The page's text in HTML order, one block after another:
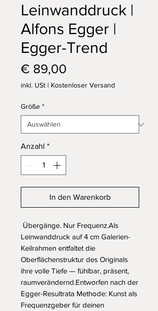
Leinwanddruck |
Alfons Egger |
Egger-Trend
€ 89,00
inkl. USt | Kostenloser Versand
Größe *
Anzahl *
In den Warenkorb
Leinwanddruck auf 4 cm Galerien-
Keilrahmen entfaltet die
Oberflächenstruktur des Originals
ihre volle Tiefe — fühlbar, präsent,
raumverändernd.Entworfen nach der
Egger-Resultrata Methode: Kunst als
Frequenzgeber für deinen